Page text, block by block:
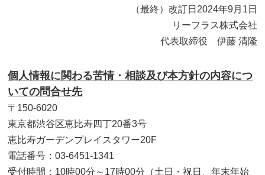
（最終）改訂日2024年9月1日
リーフラス株式会社
代表取締役 伊藤 清隆
個人情報に関わる苦情・相談及び本方針の内容につ
いての問合せ先
〒150-6020
東京都渋谷区恵比寿四丁20番3号
恵比寿ガーデンプレイスタワー20F
電話番号：03-6451-1341
受付時間：10時00分～17時00分（土日・祝日、年末年始